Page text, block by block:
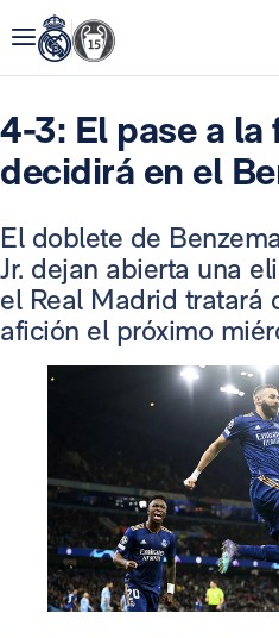
4-3: El pase a la
decidirá en el
El doblete de
Jr. dejan abierta una
el Real Madrid tratará
afición el próximo